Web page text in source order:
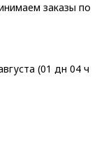
заказы по
(01 дн 04 ч